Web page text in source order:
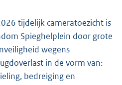
tijdelijk cameratoezicht is
Spieghelplein door grote
wegens
in de vorm van:
bedreiging en